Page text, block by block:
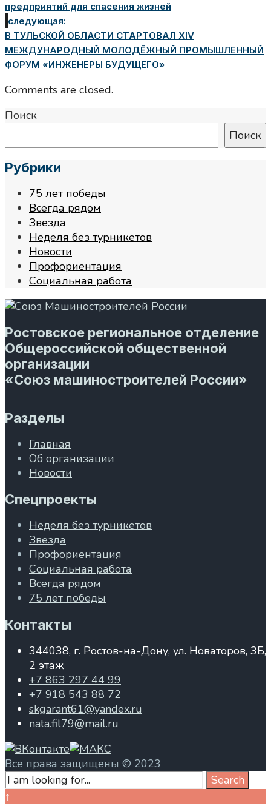
предприятий для спасения жизней
следующая:
В ТУЛЬСКОЙ ОБЛАСТИ СТАРТОВАЛ XIV
МЕЖДУНАРОДНЫЙ МОЛОДЁЖНЫЙ ПРОМЫШЛЕННЫЙ
ФОРУМ «ИНЖЕНЕРЫ БУДУЩЕГО»
Comments are closed.
Поиск
Поиск
Рубрики
75 лет победы
Всегда рядом
Звезда
Неделя без турникетов
Новости
Профориентация
Социальная работа
Ростовское региональное отделение
Общероссийской общественной
организации
«Союз машиностроителей России»
Разделы
Главная
Об организации
Новости
Спецпроекты
Неделя без турникетов
Звезда
Профориентация
Социальная работа
Всегда рядом
75 лет победы
Контакты
344038, г. Ростов-на-Дону, ул. Новаторов, 3Б,
2 этаж
+7 863 297 44 99
+7 918 543 88 72
skgarant61@yandex.ru
nata.fil79@mail.ru
Все права защищены © 2023
Search
for:
Search
Close
↑